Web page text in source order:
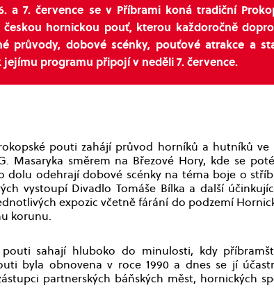
a 7. července se v Příbrami koná tradiční
českou hornickou pouť, kterou každoročně
průvody, dobové scénky, pouťové atrakce a
jejímu programu připojí v neděli 7. července.
pouti zahájí průvod horníků a hutníků
Masaryka směrem na Březové Hory, kde se
dolu odehrají dobové scénky na téma boje o
vystoupí Divadlo Tomáše Bílka a další
expozic včetně fárání do podzemí
korunu.
pouti sahají hluboko do minulosti, kdy
byla obnovena v roce 1990 a dnes se jí
partnerských báňských měst, hornických